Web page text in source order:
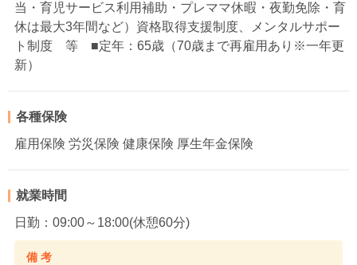
当・育児サービス利用補助・プレママ休暇・夜勤免除・育
休は最大3年間など）資格取得支援制度、メンタルサポー
ト制度 等 ■定年：65歳（70歳まで再雇用あり※一年更
新）
各種保険
雇用保険 労災保険 健康保険 厚生年金保険
就業時間
日勤：09:00～18:00(休憩60分)
備 考